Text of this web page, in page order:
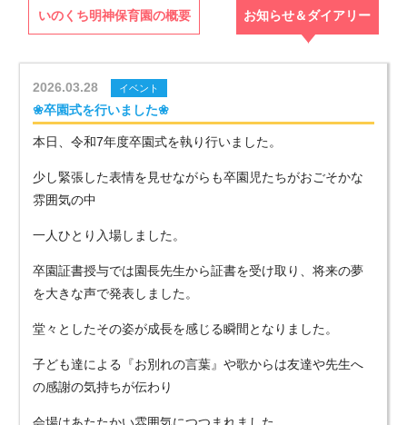
いのくち明神保育園の概要 お知らせ＆ダイアリー
2026.03.28 イベント
❀卒園式を行いました❀
本日、令和7年度卒園式を執り行いました。
少し緊張した表情を見せながらも卒園児たちがおごそかな
雰囲気の中
一人ひとり入場しました。
卒園証書授与では園長先生から証書を受け取り、将来の夢
を大きな声で発表しました。
堂々としたその姿が成長を感じる瞬間となりました。
子ども達による『お別れの言葉』や歌からは友達や先生へ
の感謝の気持ちが伝わり